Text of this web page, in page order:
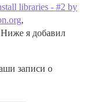
libraries - #2 by
,
Ниже я добавил
записи о